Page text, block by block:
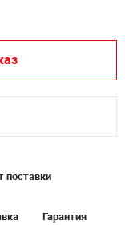
поставки
Гарантия